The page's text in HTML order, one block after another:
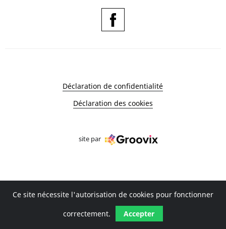
Déclaration de confidentialité
Déclaration des cookies
site par
Ce site nécessite l'autorisation de cookies pour fonctionner
correctement.
Accepter